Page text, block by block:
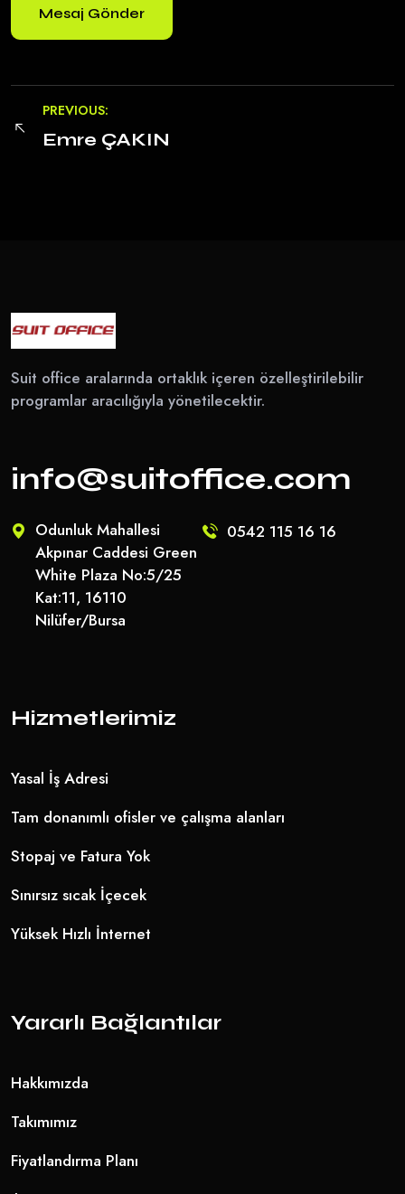
PREVIOUS:
Emre ÇAKIN
Suit office aralarında ortaklık içeren özelleştirilebilir
programlar aracılığıyla yönetilecektir.
info@suitoffice.com
Odunluk Mahallesi
Akpınar Caddesi Green
White Plaza No:5/25
Kat:11, 16110
Nilüfer/Bursa
0542 115 16 16
Hizmetlerimiz
Yasal İş Adresi
Tam donanımlı ofisler ve çalışma alanları
Stopaj ve Fatura Yok
Sınırsız sıcak İçecek
Yüksek Hızlı İnternet
Yararlı Bağlantılar
Hakkımızda
Takımımız
Fiyatlandırma Planı